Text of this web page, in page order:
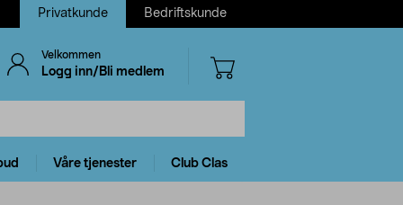
Privatkunde Bedriftskunde
Velkommen
Logg inn/Bli medlem
Våre tjenester Club Clas